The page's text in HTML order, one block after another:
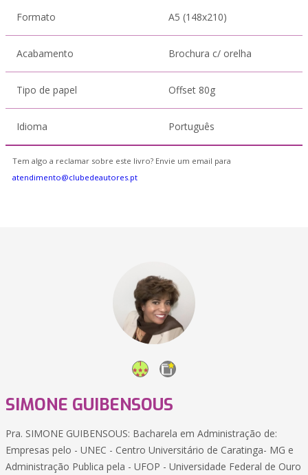
Formato A5 (148x210)
Acabamento Brochura c/ orelha
Tipo de papel Offset 80g
Idioma Português
Tem algo a reclamar sobre este livro? Envie um email para
atendimento@clubedeautores.pt
SIMONE GUIBENSOUS
Pra. SIMONE GUIBENSOUS: Bacharela em Administração de:
Empresas pelo - UNEC - Centro Universitário de Caratinga- MG e
Administração Publica pela - UFOP - Universidade Federal de Ouro